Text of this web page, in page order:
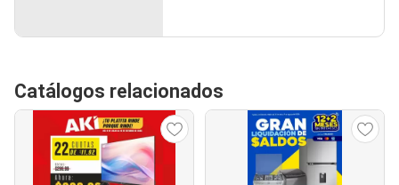
Catálogos relacionados